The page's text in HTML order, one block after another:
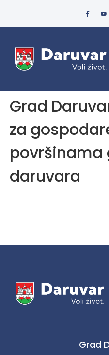
Grad
za
površinama
daruvara
Grad